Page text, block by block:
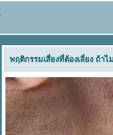
พฤติกรรมเสี่ยงที่ต้องเลี่ยง ถ้า